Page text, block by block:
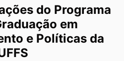
do Programa
em
e Políticas da